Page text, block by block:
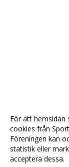
För att hemsidan
cookies från
Föreningen kan
statistik eller
acceptera dessa.